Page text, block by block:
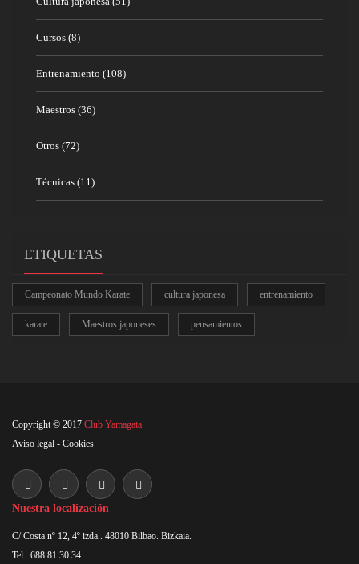
Cursos (8)
Entrenamiento (108)
Maestros (36)
Otros (72)
Técnicas (11)
ETIQUETAS
Campeonato Mundo Karate cultura japonesa entrenamiento
karate Maestros japoneses pensamientos
Copyright © 2017 Club Yamagata
Aviso legal - Cookies
Nuestra localización
C/ Costa nº 12, 4º izda.. 48010 Bilbao. Bizkaia.
Tel : 688 81 30 34